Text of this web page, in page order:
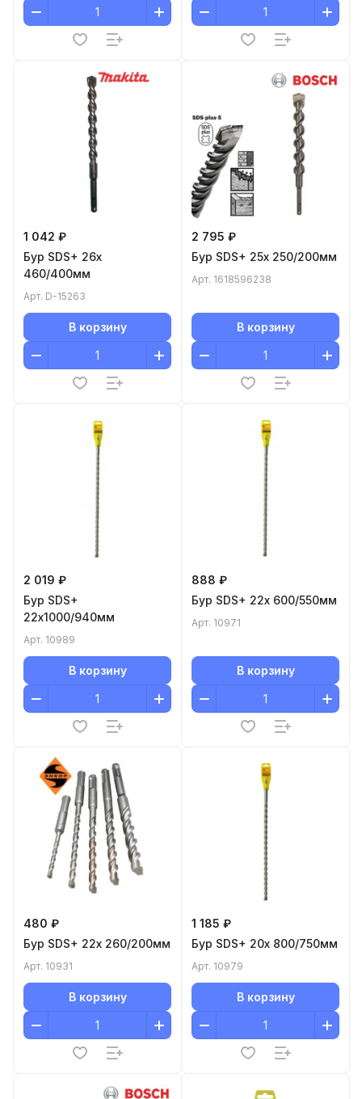
1 042 ₽
Бур SDS+ 26x
460/400мм
Арт. D-15263
В корзину
2 795 ₽
Бур SDS+ 25x 250/200мм
Арт. 1618596238
В корзину
2 019 ₽
Бур SDS+
22х1000/940мм
Арт. 10989
В корзину
888 ₽
Бур SDS+ 22x 600/550мм
Арт. 10971
В корзину
480 ₽
Бур SDS+ 22x 260/200мм
Арт. 10931
В корзину
1 185 ₽
Бур SDS+ 20x 800/750мм
Арт. 10979
В корзину